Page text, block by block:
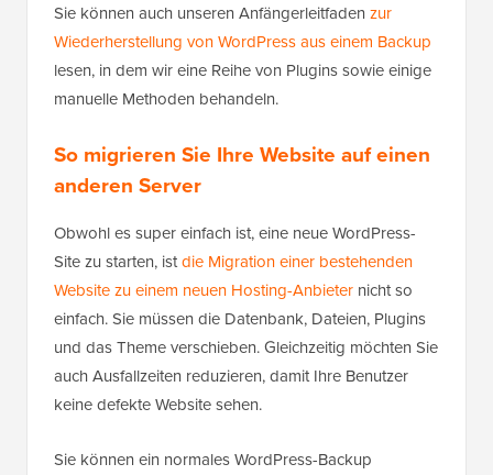
Sie können auch unseren Anfängerleitfaden zur
Wiederherstellung von WordPress aus einem Backup
lesen, in dem wir eine Reihe von Plugins sowie einige
manuelle Methoden behandeln.
So migrieren Sie Ihre Website auf einen
anderen Server
Obwohl es super einfach ist, eine neue WordPress-
Site zu starten, istdie Migration einer bestehenden
Website zu einem neuen Hosting-Anbieter nicht so
einfach. Sie müssen die Datenbank, Dateien, Plugins
und das Theme verschieben. Gleichzeitig möchten Sie
auch Ausfallzeiten reduzieren, damit Ihre Benutzer
keine defekte Website sehen.
Sie können ein normales WordPress-Backup